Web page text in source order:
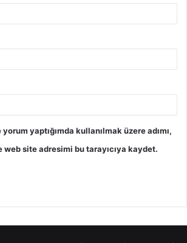
yaptığımda kullanılmak üzere adımı,
site adresimi bu tarayıcıya kaydet.